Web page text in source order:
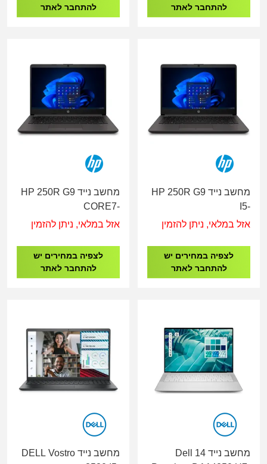
להתחבר לאתר
להתחבר לאתר
מחשב נייד HP 250R G9
I5-
1334U/8G/512G/15.6"/3Y
אזל במלאי, ניתן להזמין
לצפיה במחירים יש
להתחבר לאתר
מחשב נייד HP 250R G9
CORE7-
150U/16G/512G/15.6"/3Y
אזל במלאי, ניתן להזמין
לצפיה במחירים יש
להתחבר לאתר
מחשב נייד Dell 14
מחשב נייד DELL Vostro